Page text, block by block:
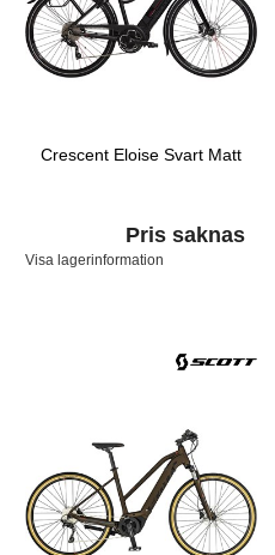
Crescent Eloise Svart Matt
Pris saknas
Visa lagerinformation